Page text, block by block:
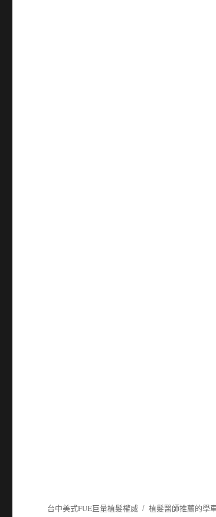
台中美式FUE巨量植髮權威 植髮醫師推薦的學